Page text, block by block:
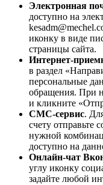
Электронная
доступно на
иконку в виде
страницы сайта.
Интернет-
в раздел
персональные
обращения. При
и кликните
СМС-сервис.
счету отправьте
нужной
доступно на
Онлайн-чат
углу иконку
задайте любой